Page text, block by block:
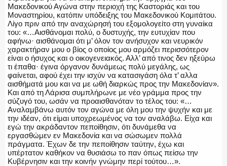
Μακεδονικού Αγώνα στην περιοχή της Καστοριάς και του
Μοναστηρίου, κατόπιν υπόδειξης του Μακεδονικού Κομιτάτου.
Λίγο πριν από την αναχώρησή του εξομολογείτο στη γυναίκα
του: «…Αισθάνομαι πολύ, ο δυστυχής, την ευτυχίαν που
αφήνω· αισθάνομαι ότι μ’ όλον τον ανήσυχον και νευρικόν
χαρακτήραν μου ο βίος ο οποίος μου αρμόζει περισσότερον
είναι ο ήσυχος και ο οικογενειακός. Αλλ’ από τινος δεν ηξεύρω
τι έπαθα· έγινα όργανον δυνάμεως πολύ μεγάλης, ως
φαίνεται, αφού έχει την ισχύν να κατασιγάση όλα τ’ αλλα
αισθήματά μου και να με ωθή διαρκώς προς την Μακεδονίαν».
Και από τη Λάρισα συμπλήρωνε με νέο γράμμα προς την
σύζυγό του, ωσάν να προαισθανόταν το τέλος του: «…
Αναλαμβάνω αυτόν τον αγώνα με όλη μου την ψυχήν και με
την ιδέαν, ότι είμαι υποχρεωμένος να τον αναλάβω. Είχα και
εγώ την ακράδαντον πεποίθησιν, ότι δυνάμεθα να
εργασθώμεν εν Μακεδονία και να σώσωμεν πολλά
πράγματα. Έχων δε την πεποίθησιν ταύτην, έχω και
υπέρτατον καθήκον να θυσιάσω το παν όπως πείσω την
Κυβέρνησιν και την κοινήν γνώμην περί τούτου…».